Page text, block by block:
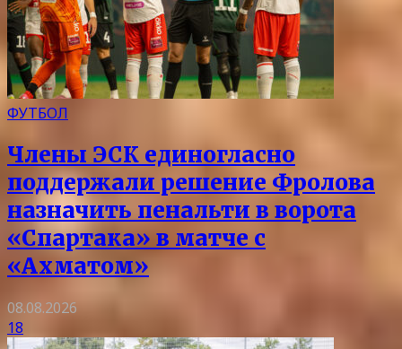
ФУТБОЛ
Члены ЭСК единогласно
поддержали решение Фролова
назначить пенальти в ворота
«Спартака» в матче с
«Ахматом»
08.08.2026
18